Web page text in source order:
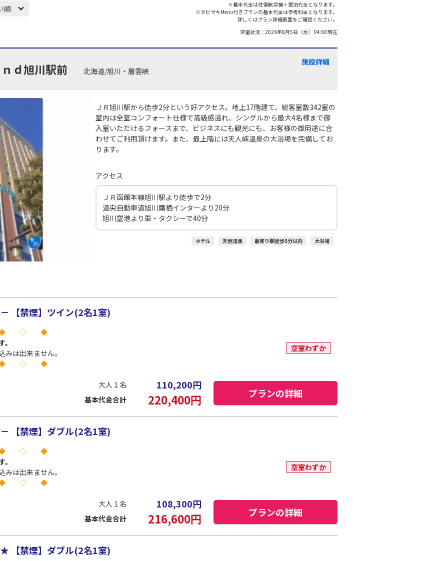
順
※基本代金は往復航空機＋宿泊代金となります。
※タビサキMenu付きプランの基本代金は参考料金となります。
詳しくはプラン詳細画面をご確認ください。
空室状況： 2026年8月5日（水） 04:00現在
ｄ旭川駅前 北海道/旭川・層雲峡
施設詳細
ＪＲ旭川駅から徒歩2分という好アクセス。地上17階建て、総客室数342室の
室内は全室コンフォート仕様で高級感溢れ、シングルから最大4名様まで御
入室いただけるフォースまで、ビジネスにも観光にも、お客様の御用途に合
わせてご利用頂けます。また、最上階には天人峡温泉の大浴場を完備してお
ります。
アクセス
ＪＲ函館本線旭川駅より徒歩で2分
道央自動車道旭川鷹栖インターより20分
旭川空港より車・タクシーで40分
ホテル 天然温泉 最寄り駅徒歩5分以内 大浴場
【禁煙】ツイン(2名1室)
◇ ◆
は出来ません。
◇ ◆
空室わずか
大人１名 110,200円
基本代金合計 220,400円 プランの詳細
【禁煙】ダブル(2名1室)
◇ ◆
は出来ません。
◇ ◆
空室わずか
大人１名 108,300円
基本代金合計 216,600円 プランの詳細
【禁煙】ダブル(2名1室)